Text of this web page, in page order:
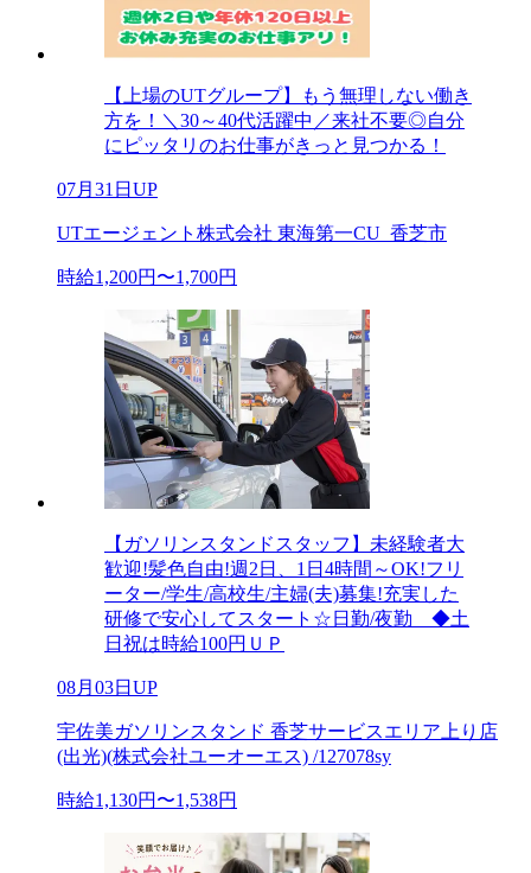
【上場のUTグループ】もう無理しない働き
方を！＼30～40代活躍中／来社不要◎自分
にピッタリのお仕事がきっと見つかる！
07月31日UP
UTエージェント株式会社 東海第一CU_香芝市
時給1,200円〜1,700円
【ガソリンスタンドスタッフ】未経験者大
歓迎!髪色自由!週2日、1日4時間～OK!フリ
ーター/学生/高校生/主婦(夫)募集!充実した
研修で安心してスタート☆日勤/夜勤 ◆土
日祝は時給100円ＵＰ
08月03日UP
宇佐美ガソリンスタンド 香芝サービスエリア上り店
(出光)(株式会社ユーオーエス) /127078sy
時給1,130円〜1,538円